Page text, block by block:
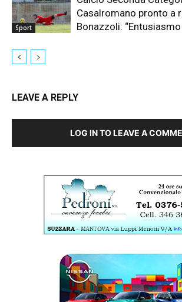
Sport
Casalromano pronto a
Bonazzoli: “Entusiasmo
LEAVE A REPLY
LOG IN TO LEAVE A